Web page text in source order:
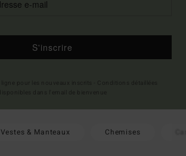
S'inscrire
Vestes & Manteaux Chemises